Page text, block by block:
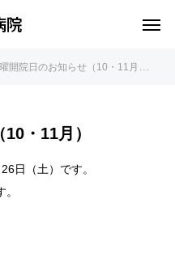
院
開院日のお知らせ（10・11月）
・11月）
日（土）です。